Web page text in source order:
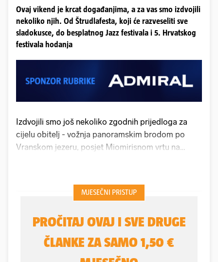
Ovaj vikend je krcat događanjima, a za vas smo izdvojili
nekoliko njih. Od Štrudlafesta, koji će razveseliti sve
sladokusce, do besplatnog Jazz festivala i 5. Hrvatskog
festivala hodanja
Izdvojili smo još nekoliko zgodnih prijedloga za
cijelu obitelj - vožnja panoramskim brodom po
Vranskom jezeru, posjet Miomirisnom vrtu na